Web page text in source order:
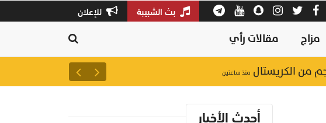
بث الشبيبة للإعلان
مزاج مقالات رأي
منذ ساعتين سلطنة عمان تكشف تقدمًا
أحدث الأخبار